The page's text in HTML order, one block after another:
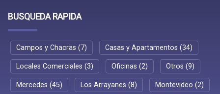
BUSQUEDA RAPIDA
Campos y Chacras (7) Casas y Apartamentos (34)
Locales Comerciales (3) Oficinas (2) Otros (9)
Mercedes (45) Los Arrayanes (8) Montevideo (2)